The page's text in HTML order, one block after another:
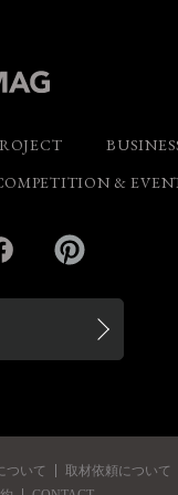
&
Facebook
ついて
取材依頼について